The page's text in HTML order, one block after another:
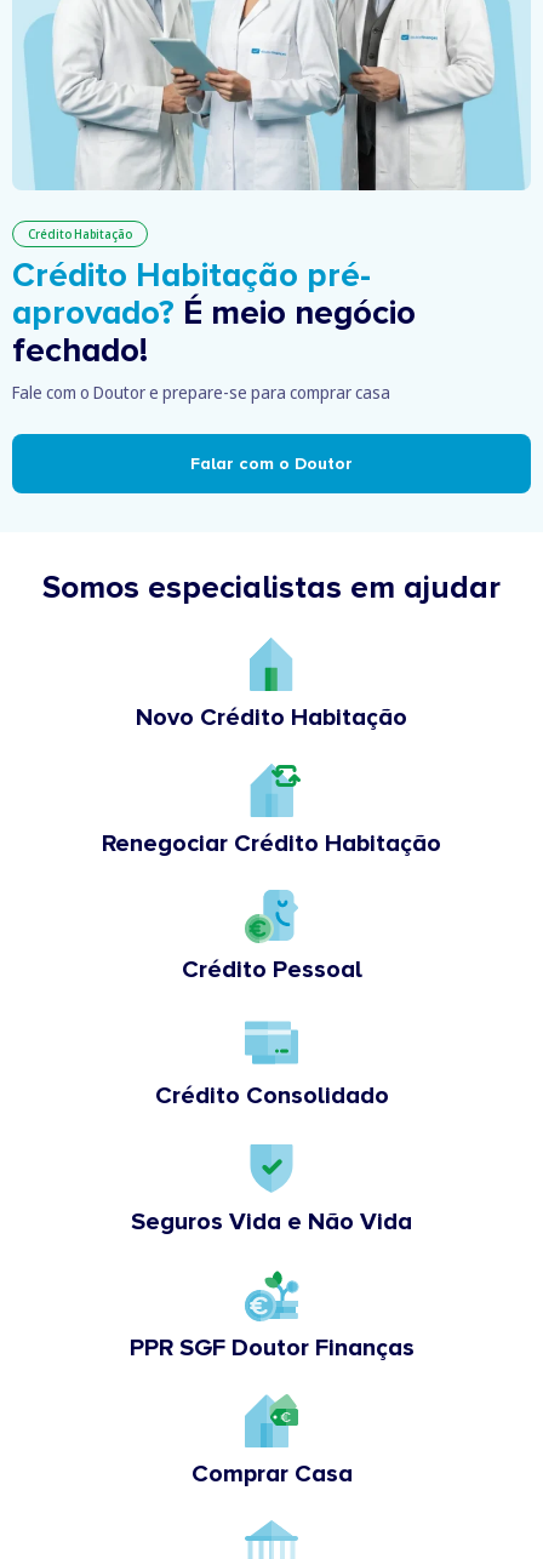
Crédito Habitação
Crédito Habitação pré-
aprovado? É meio negócio
fechado!
Fale com o Doutor e prepare-se para comprar casa
Falar com o Doutor
Somos especialistas em ajudar
Novo Crédito Habitação
Renegociar Crédito Habitação
Crédito Pessoal
Crédito Consolidado
Seguros Vida e Não Vida
PPR SGF Doutor Finanças
Comprar Casa